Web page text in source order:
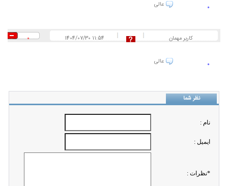
0 عالی
کاربر مهمان 1404/07/30 11:54
0
0 عالی
نظر شما
نام :
ايميل :
*نظرات :